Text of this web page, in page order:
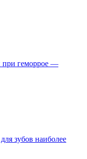
при геморрое —
зубов наиболее